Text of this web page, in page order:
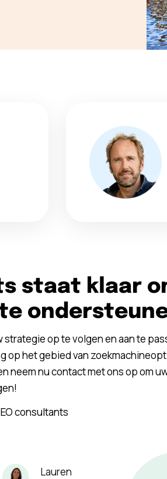
staat klaar
op te volgen en aan te
op het gebied van
neem nu contact met ons op om
consultants
Lauren